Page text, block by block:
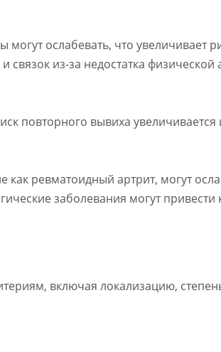
ослабевать, что увеличивает
из-за недостатка
повторного вывиха увеличивается
как ревматоидный артрит, могут
заболевания могут
включая локализацию,